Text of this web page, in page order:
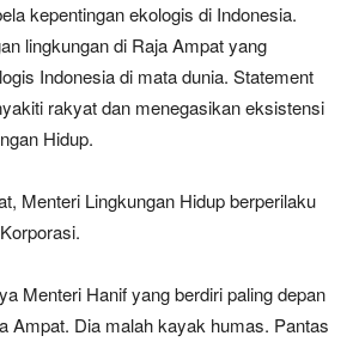
kepentingan ekologis di Indonesia.
lingkungan di Raja Ampat yang
Indonesia di mata dunia. Statement
rakyat dan menegasikan eksistensi
Hidup.
Menteri Lingkungan Hidup berperilaku
Menteri Hanif yang berdiri paling depan
Ampat. Dia malah kayak humas. Pantas